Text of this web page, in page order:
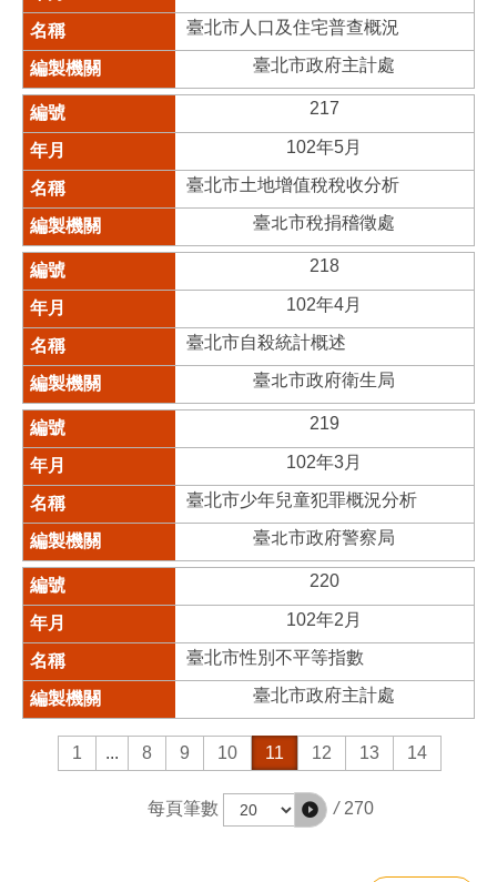
臺北市人口及住宅普查概況
臺北市政府主計處
217
102年5月
臺北市土地增值稅稅收分析
臺北市稅捐稽徵處
218
102年4月
臺北市自殺統計概述
臺北市政府衛生局
219
102年3月
臺北市少年兒童犯罪概況分析
臺北市政府警察局
220
102年2月
臺北市性別不平等指數
臺北市政府主計處
1 ... 8 9 10 11 12 13 14
每頁筆數 / 270